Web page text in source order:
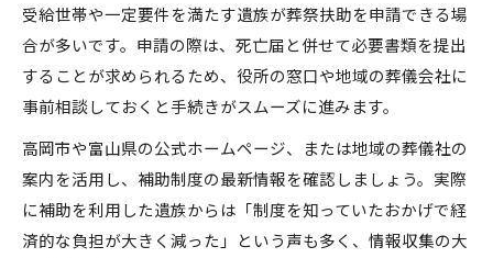
受給世帯や一定要件を満たす遺族が葬祭扶助を申請できる場
合が多いです。申請の際は、死亡届と併せて必要書類を提出
することが求められるため、役所の窓口や地域の葬儀会社に
事前相談しておくと手続きがスムーズに進みます。
高岡市や富山県の公式ホームページ、または地域の葬儀社の
案内を活用し、補助制度の最新情報を確認しましょう。実際
に補助を利用した遺族からは「制度を知っていたおかげで経
済的な負担が大きく減った」という声も多く、情報収集の大